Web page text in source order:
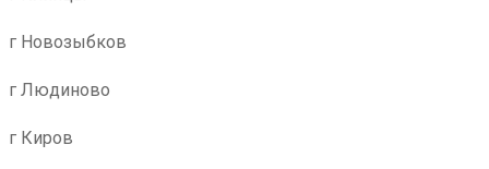
г Новозыбков
г Людиново
г Киров